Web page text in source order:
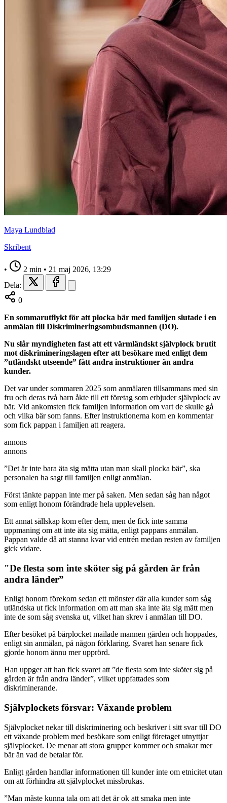
Maya Lundblad
Skribent
• 2 min • 21 maj 2026, 13:29
Dela:
0
En sommarutflykt för att plocka bär med familjen slutade i en
anmälan till Diskrimineringsombudsmannen (DO).
Nu slår myndigheten fast att ett värmländskt självplock brutit
mot diskrimineringslagen efter att besökare med enligt dem
”utländskt utseende” fått andra instruktioner än andra
kunder.
Det var under sommaren 2025 som anmälaren tillsammans med sin
fru och deras två barn åkte till ett företag som erbjuder självplock av
bär. Vid ankomsten fick familjen information om vart de skulle gå
och vilka bär som fanns. Efter instruktionerna kom en kommentar
som fick pappan i familjen att reagera.
annons
annons
”Det är inte bara äta sig mätta utan man skall plocka bär”, ska
personalen ha sagt till familjen enligt anmälan.
Först tänkte pappan inte mer på saken. Men sedan såg han något
som enligt honom förändrade hela upplevelsen.
Ett annat sällskap kom efter dem, men de fick inte samma
uppmaning om att inte äta sig mätta, enligt pappans anmälan.
Pappan valde då att stanna kvar vid entrén medan resten av familjen
gick vidare.
"De flesta som inte sköter sig på gården är från
andra länder”
Enligt honom förekom sedan ett mönster där alla kunder som såg
utländska ut fick information om att man ska inte äta sig mätt men
inte de som såg svenska ut, vilket han skrev i anmälan till DO.
Efter besöket på bärplocket mailade mannen gården och hoppades,
enligt sin anmälan, på någon förklaring. Svaret han senare fick
gjorde honom ännu mer upprörd.
Han uppger att han fick svaret att ”de flesta som inte sköter sig på
gården är från andra länder”, vilket uppfattades som
diskriminerande.
Självplockets försvar: Växande problem
Självplocket nekar till diskriminering och beskriver i sitt svar till DO
ett växande problem med besökare som enligt företaget utnyttjar
självplocket. De menar att stora grupper kommer och smakar mer
bär än vad de betalar för.
Enligt gården handlar informationen till kunder inte om etnicitet utan
om att förhindra att självplocket missbrukas.
”Man måste kunna tala om att det är ok att smaka men inte